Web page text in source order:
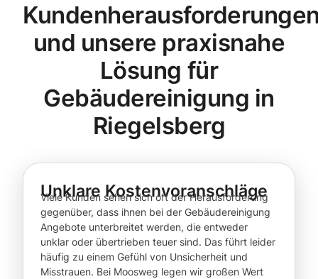
und unsere praxisnahe
Lösung für
Gebäudereinigung in
Riegelsberg
Unklare Kostenvoranschläge
Viele Kunden sehen sich oft der Herausforderung
gegenüber, dass ihnen bei der Gebäudereinigung
Angebote unterbreitet werden, die entweder
unklar oder übertrieben teuer sind. Das führt leider
häufig zu einem Gefühl von Unsicherheit und
Misstrauen. Bei Moosweg legen wir großen Wert